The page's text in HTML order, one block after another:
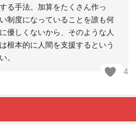
る手法。加算をたくさん作っ
制度になっていることを誰も何
優しくないから、そのような人
根本的に人間を支援するという
。
4